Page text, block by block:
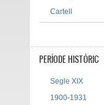
Cartell
PERÍODE HISTÒRIC
Segle XIX
1900-1931